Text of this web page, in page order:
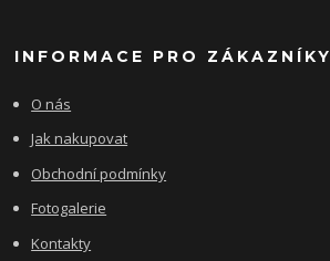
INFORMACE PRO ZÁKAZNÍKY
O nás
Jak nakupovat
Obchodní podmínky
Fotogalerie
Kontakty